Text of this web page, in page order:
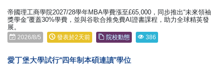
帝國理工商學院2027/28學年MBA學費漲至£65,000，同步推出“未來領袖
獎學金”覆蓋30%學費，並與谷歌合推免費AI證書課程，助力全球精英發
展。
2026/8/5 發表於2天前 院校動態 386
愛丁堡大學試行“四年制本碩連讀”學位